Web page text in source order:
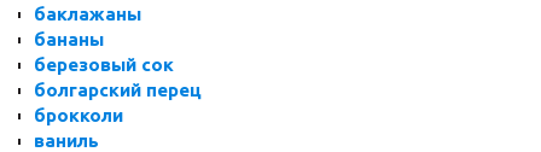
баклажаны
бананы
березовый сок
болгарский перец
брокколи
ваниль